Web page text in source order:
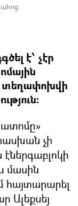
է՝ չէր
տեղափոխվի
չի
մասին
հայտարարել
Ալեքսեյ